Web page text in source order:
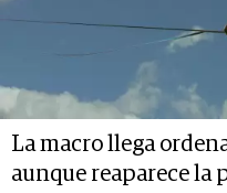
La macro llega
aunque reaparece la